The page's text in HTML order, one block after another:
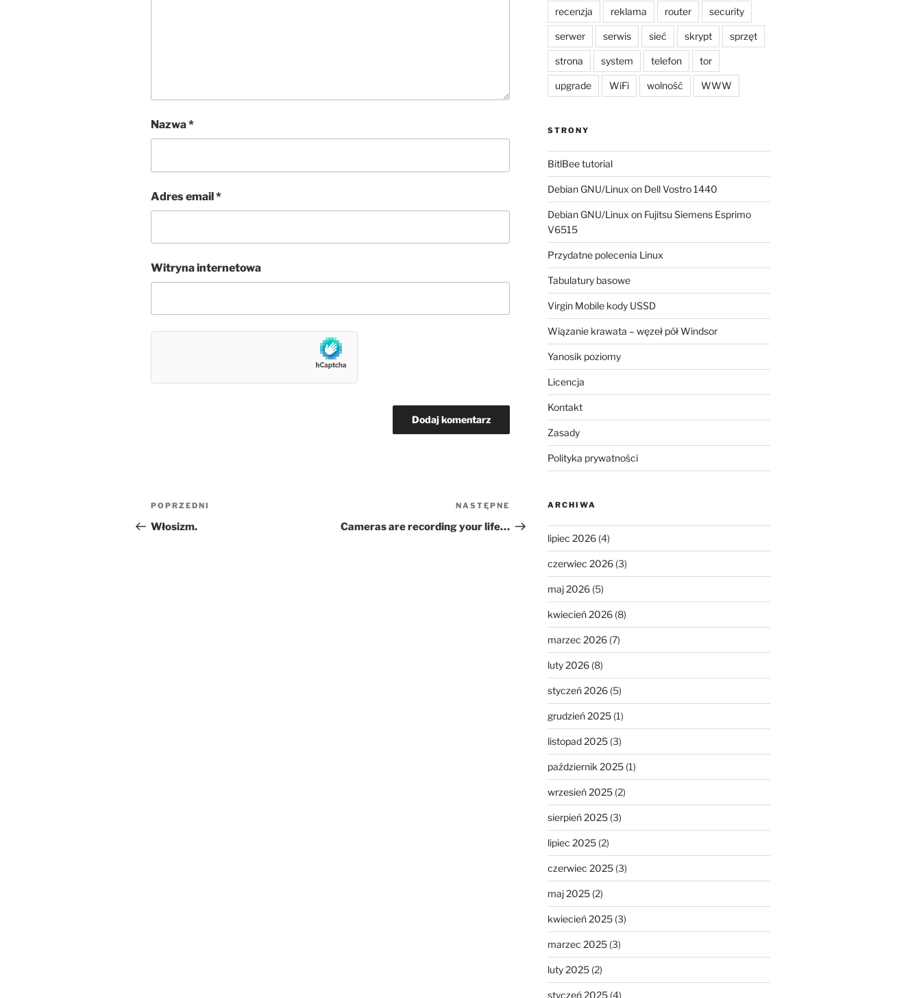
Nazwa*
Adres email*
Witryna internetowa
Nawigacja
wpisu
Poprzedni
wpis
POPRZEDNI
Włosizm.
Następny
wpis
NASTĘPNE
Cameras are recording your life…
recenzja reklama router security
serwer serwis sieć skrypt sprzęt
strona system telefon tor
upgrade WiFi wolność WWW
STRONY
BitlBee tutorial
Debian GNU/Linux on Dell Vostro 1440
Debian GNU/Linux on Fujitsu Siemens Esprimo
V6515
Przydatne polecenia Linux
Tabulatury basowe
Virgin Mobile kody USSD
Wiązanie krawata – węzeł pół Windsor
Yanosik poziomy
Licencja
Kontakt
Zasady
Polityka prywatności
ARCHIWA
lipiec 2026(4)
czerwiec 2026(3)
maj 2026(5)
kwiecień 2026(8)
marzec 2026(7)
luty 2026(8)
styczeń 2026(5)
grudzień 2025(1)
listopad 2025(3)
październik 2025(1)
wrzesień 2025(2)
sierpień 2025(3)
lipiec 2025(2)
czerwiec 2025(3)
maj 2025(2)
kwiecień 2025(3)
marzec 2025(3)
luty 2025(2)
styczeń 2025(4)